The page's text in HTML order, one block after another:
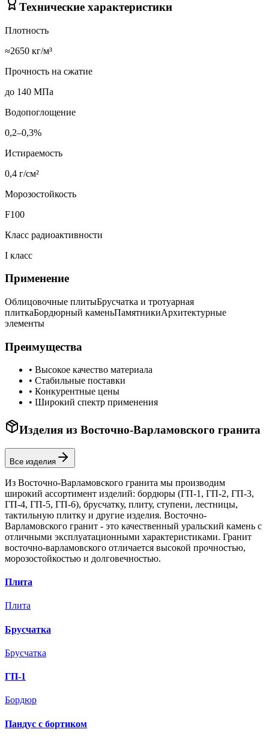
Технические характеристики
Плотность
≈2650 кг/м³
Прочность на сжатие
до 140 МПа
Водопоглощение
0,2–0,3%
Истираемость
0,4 г/см²
Морозостойкость
F100
Класс радиоактивности
I класс
Применение
Облицовочные плитыБрусчатка и тротуарная
плиткаБордюрный каменьПамятникиАрхитектурные
элементы
Преимущества
• Высокое качество материала
• Стабильные поставки
• Конкурентные цены
• Широкий спектр применения
Изделия из Восточно-Варламовского гранита
Все изделия
Из Восточно-Варламовского гранита мы производим
широкий ассортимент изделий: бордюры (ГП-1, ГП-2, ГП-3,
ГП-4, ГП-5, ГП-6), брусчатку, плиту, ступени, лестницы,
тактильную плитку и другие изделия. Восточно-
Варламовского гранит - это качественный уральский камень с
отличными эксплуатационными характеристиками. Гранит
восточно-варламовского отличается высокой прочностью,
морозостойкостью и долговечностью.
Плита
Плита
Брусчатка
Брусчатка
ГП-1
Бордюр
Пандус с бортиком